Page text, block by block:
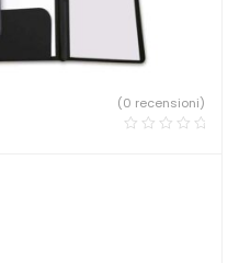
(0 recensioni)